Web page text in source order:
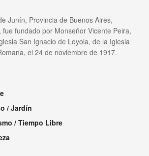
Junín, Provincia de Buenos Aires,
fue fundado por Monseñor Vicente Peira,
San Ignacio de Loyola, de la Iglesia
el 24 de noviembre de 1917.
/ Jardín
/ Tiempo Libre